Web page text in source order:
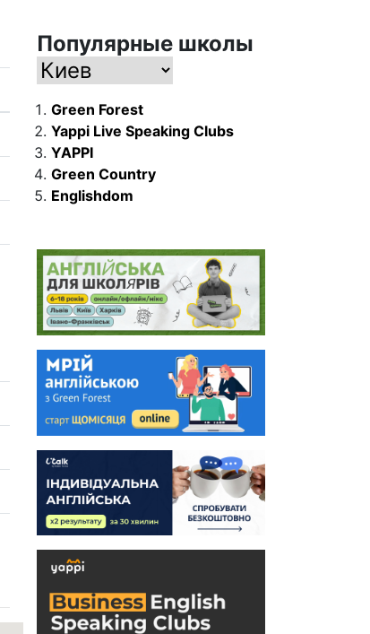
Популярные школы
Green Forest
Yappi Live Speaking Clubs
YAPPI
Green Country
Englishdom